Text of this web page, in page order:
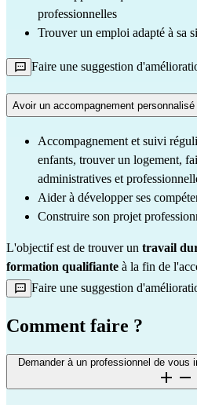
professionnelles
Trouver un emploi adapté à sa
Faire une suggestion
Avoir un accompagnement personnalisé
Accompagnement et suivi
enfants, trouver un logement,
administratives et
Aider à développer ses
Construire son projet
L'objectif est de trouver un travail
formation qualifiante à la fin de
Faire une suggestion
Comment faire ?
Demander à un professionnel de vous